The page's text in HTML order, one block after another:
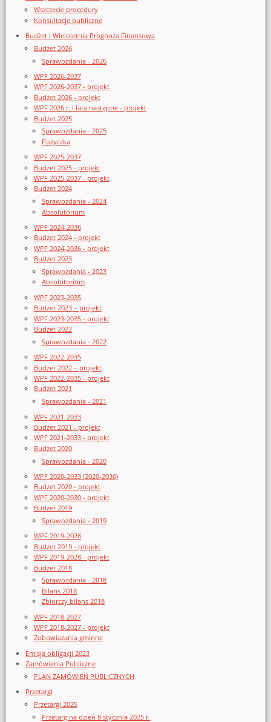
Wszczęcie procedury
Konsultacje publiczne
Budżet i Wieloletnia Prognoza Finansowa
Budżet 2026
Sprawozdania - 2026
WPF 2026-2037
WPF 2026-2037 - projekt
Budżet 2026 - projekt
WPF 2026 r. i lata następne - projekt
Budżet 2025
Sprawozdania - 2025
Pożyczka
WPF 2025-2037
Budżet 2025 - projekt
WPF 2025-2037 - projekt
Budżet 2024
Sprawozdania - 2024
Absolutorium
WPF 2024-2036
Budżet 2024 - projekt
WPF 2024-2036 - projekt
Budżet 2023
Sprawozdania - 2023
Absolutorium
WPF 2023-2035
Budżet 2023 – projekt
WPF 2023-2035 - projekt
Budżet 2022
Sprawozdania - 2022
WPF 2022-2035
Budżet 2022 – projekt
WPF 2022-2035 - projekt
Budżet 2021
Sprawozdania - 2021
WPF 2021-2033
Budżet 2021 - projekt
WPF 2021-2033 - projekt
Budżet 2020
Sprawozdania - 2020
WPF 2020-2033 (2020-2030)
Budżet 2020 - projekt
WPF 2020-2030 - projekt
Budżet 2019
Sprawozdania - 2019
WPF 2019-2028
Budżet 2019 - projekt
WPF 2019-2028 - projekt
Budżet 2018
Sprawozdania - 2018
Bilans 2018
Zbiorczy bilans 2018
WPF 2018-2027
WPF 2018-2027 - projekt
Zobowiązania gminne
Emisja obligacji 2023
Zamówienia Publiczne
PLAN ZAMÓWIEŃ PUBLICZNYCH
Przetargi
Przetargi 2025
Przetarg na dzień 8 stycznia 2025 r.